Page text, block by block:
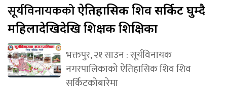
सूर्यविनायककोऐतिहासिक शिव सर्किट घुम्दै
महिलादेखिदेखि शिक्षक शिक्षिका
भक्तपुर, २१ साउन : सूर्यविनायक
नगरपालिकाको ऐतिहासिक शिव शिव
सर्किटकोबारेमा